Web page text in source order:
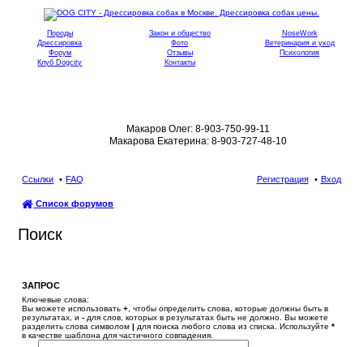
Породы Закон и общество
NoseWork
Дрессировка
Фото
Ветеринария и уход
Форум
Отзывы
Психология
Клуб Dogcity
Контакты
Макаров Олег: 8-903-750-99-11
Макарова Екатерина: 8-903-727-48-10
Ссылки FAQ Вход
Регистрация
Список форумов
Поиск
ЗАПРОС
Ключевые слова:
Вы можете использовать+ , чтобы определить слова, которые должны быть в
результатах, и- для слов, которых в результатах быть не должно. Вы можете
разделить слова символом| для поиска любого слова из списка. Используйте*
в качестве шаблона для частичного совпадения.